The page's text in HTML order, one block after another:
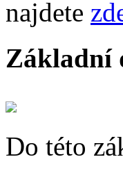
najdete
Základní
Do této